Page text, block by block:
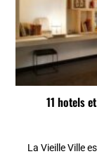
11 hotels
La Vieille Ville